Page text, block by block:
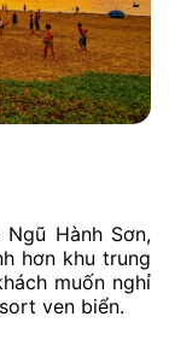
Hành Sơn,
hơn khu trung
muốn nghỉ
ven biển.